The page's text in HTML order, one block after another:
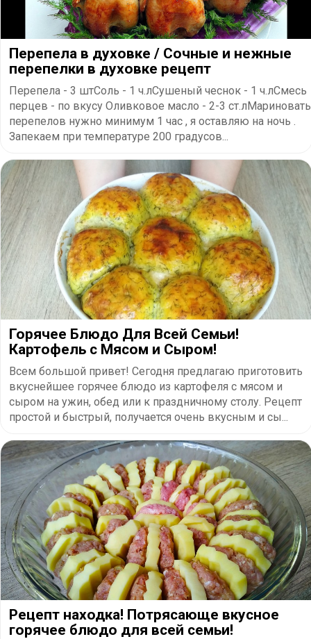
Перепела в духовке / Сочные и нежные
перепелки в духовке рецепт
Перепела - 3 штСоль - 1 ч.лСушеный чеснок - 1 ч.лСмесь
перцев - по вкусу Оливковое масло - 2-3 ст.лМариновать
перепелов нужно минимум 1 час , я оставляю на ночь .
Запекаем при температуре 200 градусов...
Горячее Блюдо Для Всей Семьи!
Картофель с Мясом и Сыром!
Всем большой привет! Сегодня предлагаю приготовить
вкуснейшее горячее блюдо из картофеля с мясом и
сыром на ужин, обед или к праздничному столу. Рецепт
простой и быстрый, получается очень вкусным и сы...
Рецепт находка! Потрясающе вкусное
горячее блюдо для всей семьи!